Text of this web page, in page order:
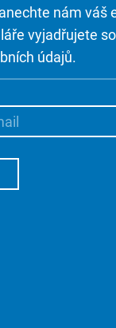
nám váš
vyjadřujete
údajů.